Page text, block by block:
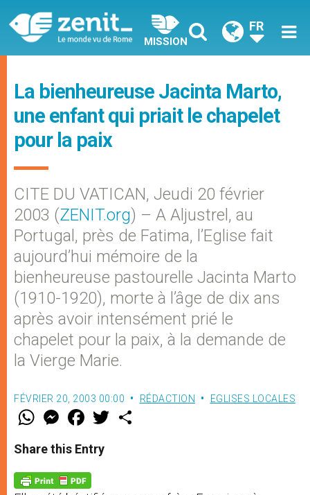
MISSION
FR
La bienheureuse Jacinta Marto,
une enfant qui priait le chapelet
pour la paix
CITE DU VATICAN, Jeudi 20 février
2003 (ZENIT.org) – A Aljustrel, au
Portugal, près de Fatima, l’Eglise fait
aujourd’hui mémoire de la
bienheureuse pastourelle Jacinta Marto
(1910-1920), morte à l’âge de dix ans
après avoir intensément prié le
chapelet pour la paix, à la demande de
la Vierge Marie.
FÉVRIER 20, 2003 00:00 RÉDACTION EGLISES LOCALES
W
t
s
p
p
M
e
s
e
g
e
F
a
e
b
o
k
w
Share this Entry